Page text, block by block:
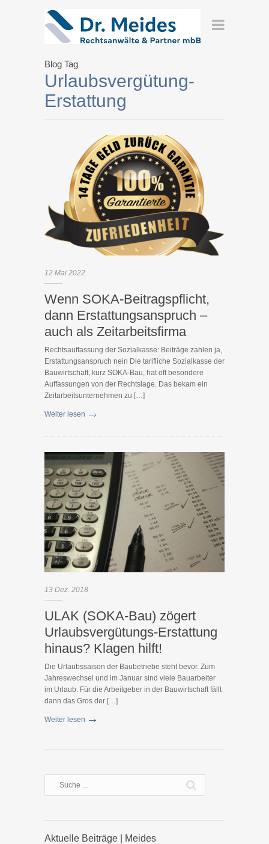
Blog Tag
Urlaubsvergütung-
Erstattung
12 Mai 2022
Wenn SOKA-Beitragspflicht,
dann Erstattungsanspruch –
auch als Zeitarbeitsfirma
Rechtsauffassung der Sozialkasse: Beiträge zahlen ja,
Erstattungsanspruch nein Die tarifliche Sozialkasse der
Bauwirtschaft, kurz SOKA-Bau, hat oft besondere
Auffassungen von der Rechtslage. Das bekam ein
Zeitarbeitsunternehmen zu […]
Weiter lesen
13 Dez. 2018
ULAK (SOKA-Bau) zögert
Urlaubsvergütungs-Erstattung
hinaus? Klagen hilft!
Die Urlaubssaison der Baubetriebe steht bevor. Zum
Jahreswechsel und im Januar sind viele Bauarbeiter
im Urlaub. Für die Arbeitgeber in der Bauwirtschaft fällt
dann das Gros der […]
Weiter lesen
Aktuelle Beiträge | Meides